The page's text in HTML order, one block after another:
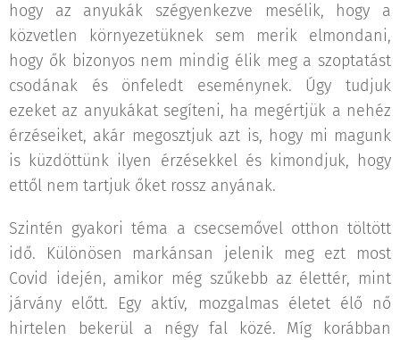
hogy az anyukák szégyenkezve mesélik, hogy a
közvetlen környezetüknek sem merik elmondani,
hogy ők bizonyos nem mindig élik meg a szoptatást
csodának és önfeledt eseménynek. Úgy tudjuk
ezeket az anyukákat segíteni, ha megértjük a nehéz
érzéseiket, akár megosztjuk azt is, hogy mi magunk
is küzdöttünk ilyen érzésekkel és kimondjuk, hogy
ettől nem tartjuk őket rossz anyának.
Szintén gyakori téma a csecsemővel otthon töltött
idő. Különösen markánsan jelenik meg ezt most
Covid idején, amikor még szűkebb az élettér, mint
járvány előtt. Egy aktív, mozgalmas életet élő nő
hirtelen bekerül a négy fal közé. Míg korábban